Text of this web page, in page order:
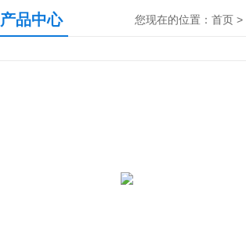
产品中心 您现在的位置： 首页 >